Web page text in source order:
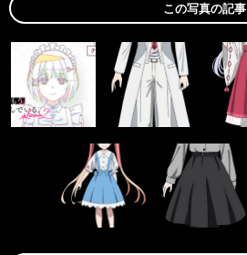
この写真の記事